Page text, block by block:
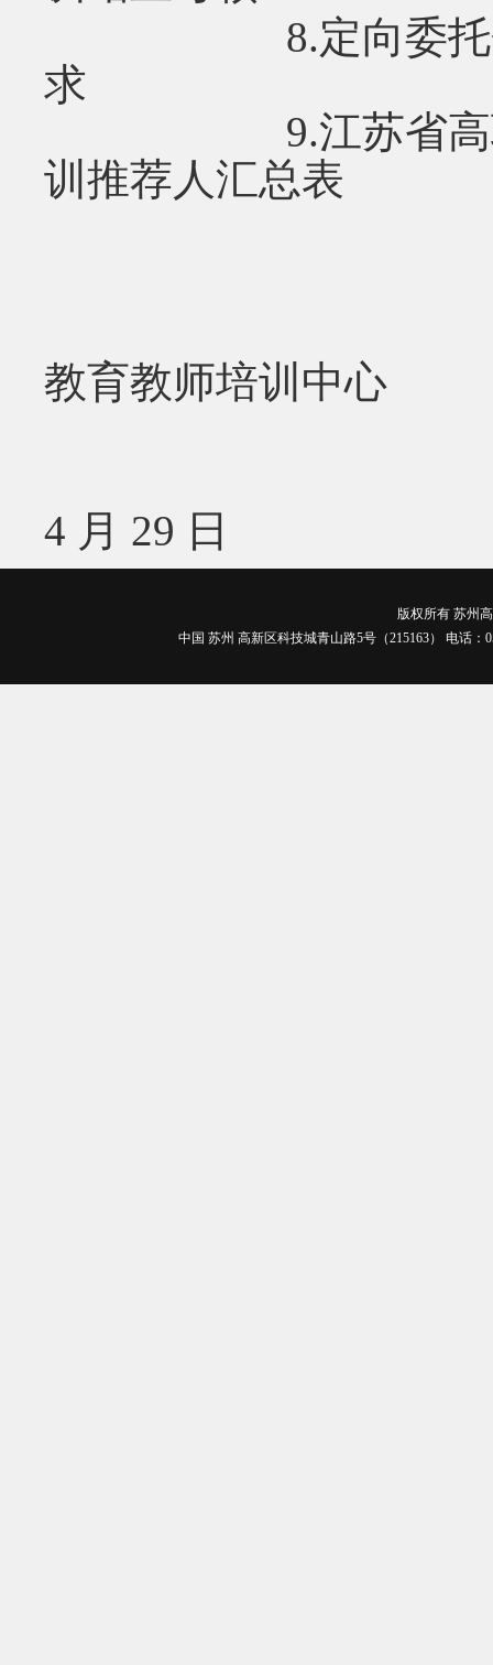
8.定向委托企业
求
9.江苏省高职院
训推荐人汇总表
教育教师培训中心
4 月 29 日
版权所有 苏州
中国 苏州 高新区科技城青山路5号（215163） 电话：